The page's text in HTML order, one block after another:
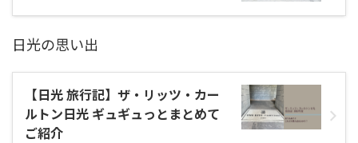
日光の思い出
【日光 旅行記】ザ・リッツ・カー
ルトン日光 ギュギュっとまとめて
ご紹介